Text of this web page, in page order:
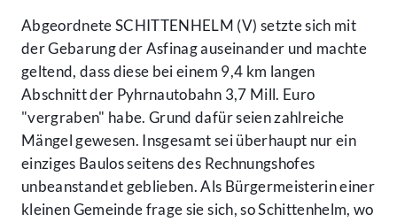
Abgeordnete SCHITTENHELM (V) setzte sich mit
der Gebarung der Asfinag auseinander und machte
geltend, dass diese bei einem 9,4 km langen
Abschnitt der Pyhrnautobahn 3,7 Mill. Euro
"vergraben" habe. Grund dafür seien zahlreiche
Mängel gewesen. Insgesamt sei überhaupt nur ein
einziges Baulos seitens des Rechnungshofes
unbeanstandet geblieben. Als Bürgermeisterin einer
kleinen Gemeinde frage sie sich, so Schittenhelm, wo